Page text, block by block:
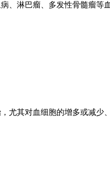
、淋巴瘤、多发性骨髓瘤等
尤其对血细胞的增多或减少